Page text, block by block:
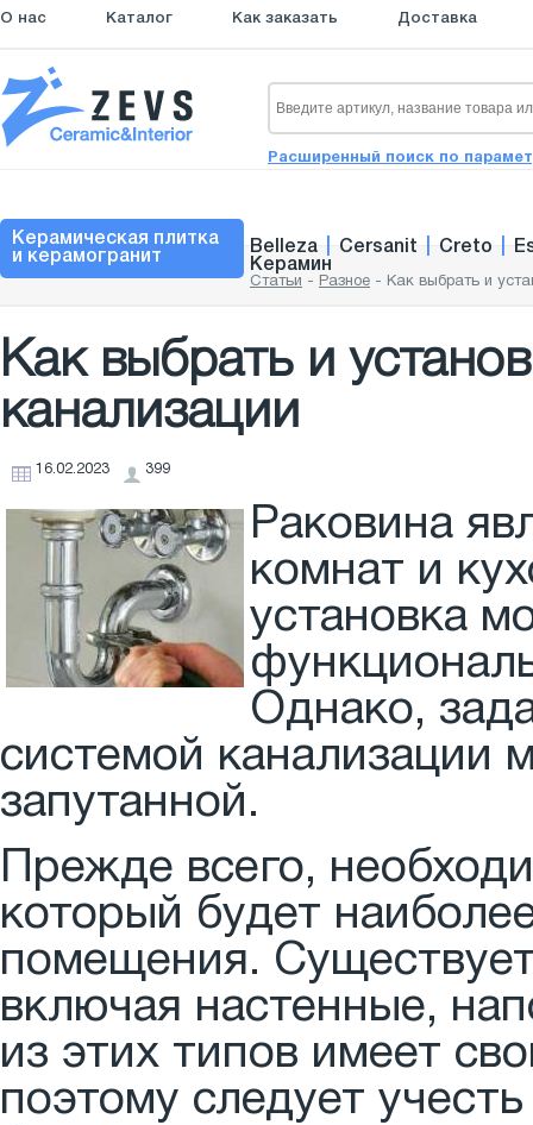
О нас Каталог Как заказать Доставка
Расширенный поиск по
Керамическая плитка
и керамогранит
Belleza Cersanit Creto
Керамин
Статьи - Разное - Как выбрать и
Как выбрать и
канализации
16.02.2023 399
Раковина
комнат и
установка
Однако,
системой канализации
запутанной.
Прежде всего,
который будет
помещения.
включая настенные,
из этих типов имеет
поэтому следует